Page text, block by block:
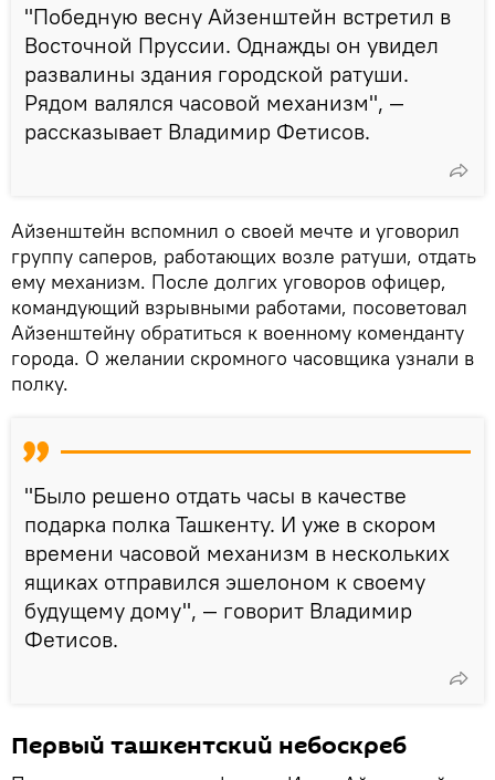
"Победную весну Айзенштейн встретил в
Восточной Пруссии. Однажды он увидел
развалины здания городской ратуши.
Рядом валялся часовой механизм", —
рассказывает Владимир Фетисов.
Айзенштейн вспомнил о своей мечте и уговорил
группу саперов, работающих возле ратуши, отдать
ему механизм. После долгих уговоров офицер,
командующий взрывными работами, посоветовал
Айзенштейну обратиться к военному коменданту
города. О желании скромного часовщика узнали в
полку.
"Было решено отдать часы в качестве
подарка полка Ташкенту. И уже в скором
времени часовой механизм в нескольких
ящиках отправился эшелоном к своему
будущему дому", — говорит Владимир
Фетисов.
Первый ташкентский небоскреб